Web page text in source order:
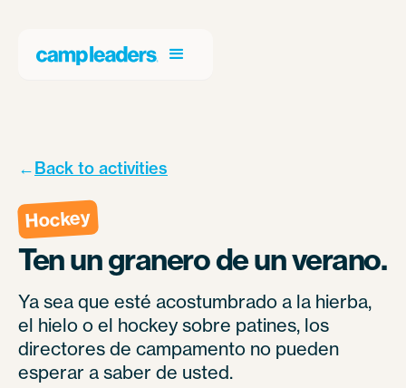
←Back to activities
Hockey
Ten un granero de un verano.
Ya sea que esté acostumbrado a la hierba,
el hielo o el hockey sobre patines, los
directores de campamento no pueden
esperar a saber de usted.